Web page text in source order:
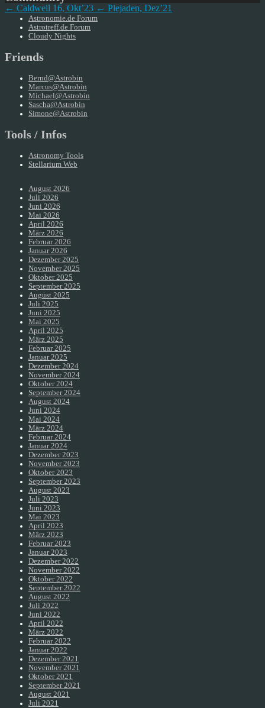
Astronomie.de Forum
Astrotreff.de Forum
Cloudy Nights
Friends
Bernd@Astrobin
Marcus@Astrobin
Michael@Astrobin
Sascha@Astrobin
Simone@Astrobin
Tools / Infos
Astronomy Tools
Stellarium Web
August 2026
Juli 2026
Juni 2026
Mai 2026
April 2026
März 2026
Februar 2026
Januar 2026
Dezember 2025
November 2025
Oktober 2025
September 2025
August 2025
Juli 2025
Juni 2025
Mai 2025
April 2025
März 2025
Februar 2025
Januar 2025
Dezember 2024
November 2024
Oktober 2024
September 2024
August 2024
Juni 2024
Mai 2024
März 2024
Februar 2024
Januar 2024
Dezember 2023
November 2023
Oktober 2023
September 2023
August 2023
Juli 2023
Juni 2023
Mai 2023
April 2023
März 2023
Februar 2023
Januar 2023
Dezember 2022
November 2022
Oktober 2022
September 2022
August 2022
Juli 2022
Juni 2022
April 2022
März 2022
Februar 2022
Januar 2022
Dezember 2021
November 2021
Oktober 2021
September 2021
August 2021
Juli 2021
← Caldwell 16, Okt’23 ← Plejaden, Dez’21